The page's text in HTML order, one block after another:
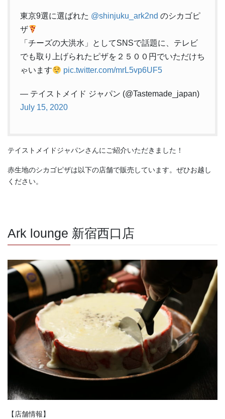
東京9選に選ばれた @shinjuku_ark2nd のシカゴピ
ザ
「チーズの大洪水」としてSNSで話題に、テレビ
でも取り上げられたピザを２５００円でいただけち
ゃいます
pic.twitter.com/mrL5vp6UF5
— テイストメイド ジャパン (@Tastemade_japan)
July 15, 2020
テイストメイドジャパンさんにご紹介いただきました！
赤生地のシカゴピザは以下の店舗で販売しています。ぜひお越し
ください。
Ark lounge 新宿西口店
【店舗情報】